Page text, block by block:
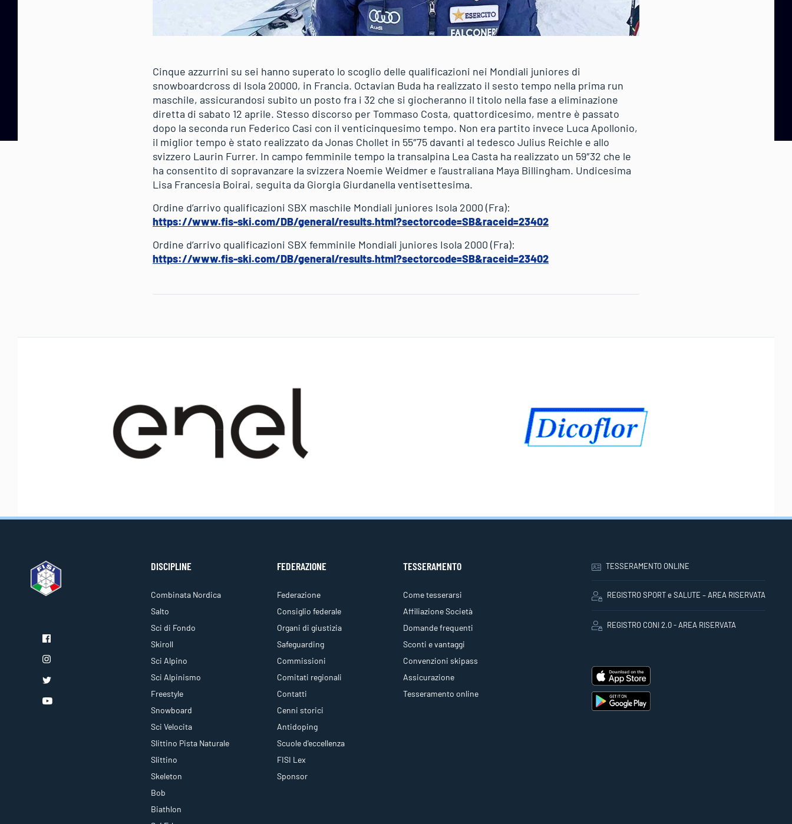
Cinque azzurrini su sei hanno superato lo scoglio delle qualificazioni nei Mondiali juniores di
snowboardcross di Isola 20000, in Francia. Octavian Buda ha realizzato il sesto tempo nella prima run
maschile, assicurandosi subito un posto fra i 32 che si giocheranno il titolo nella fase a eliminazione
diretta di sabato 12 aprile. Stesso discorso per Tommaso Costa, quattordicesimo, mentre è passato
dopo la seconda run Federico Casi con il venticinquesimo tempo. Non era partito invece Luca Apollonio,
il miglior tempo è stato realizzato da Jonas Chollet in 55″75 davanti al tedesco Julius Reichle e allo
svizzero Laurin Furrer. In campo femminile tempo la transalpina Lea Casta ha realizzato un 59″32 che le
ha consentito di sopravanzare la svizzera Noemie Weidmer e l’australiana Maya Billingham. Undicesima
Lisa Francesia Boirai, seguita da Giorgia Giurdanella ventisettesima.
Ordine d’arrivo qualificazioni SBX maschile Mondiali juniores Isola 2000 (Fra):
https://www.fis-ski.com/DB/general/results.html?sectorcode=SB&raceid=23402
Ordine d’arrivo qualificazioni SBX femminile Mondiali juniores Isola 2000 (Fra):
https://www.fis-ski.com/DB/general/results.html?sectorcode=SB&raceid=23402
DISCIPLINE
Combinata Nordica
Salto
Sci di Fondo
Skiroll
Sci Alpino
Sci Alpinismo
Freestyle
Snowboard
Sci Velocita
Slittino Pista Naturale
Slittino
Skeleton
Bob
Biathlon
FEDERAZIONE
Federazione
Consiglio federale
Organi di giustizia
Safeguarding
Commissioni
Comitati regionali
Contatti
Cenni storici
Antidoping
Scuole d'eccellenza
FISI Lex
Sponsor
TESSERAMENTO
Come tesserarsi
Affiliazione Società
Domande frequenti
Sconti e vantaggi
Convenzioni skipass
Assicurazione
Tesseramento online
TESSERAMENTO ONLINE
REGISTRO SPORT e SALUTE – AREA RISERVATA
REGISTRO CONI 2.0 - AREA RISERVATA